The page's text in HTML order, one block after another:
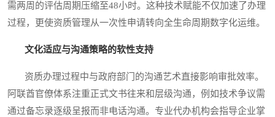
需两周的评估周期压缩至48小时。这种技术赋能不仅加速了办理
过程，更使资质管理从一次性申请转向全生命周期数字化运维。
文化适应与沟通策略的软性支持
资质办理过程中与政府部门的沟通艺术直接影响审批效率。
阿联酋官僚体系注重正式文书往来和层级沟通，例如技术争议需
通过备忘录逐级呈报而非电话沟通。专业代办机构会指导企业掌